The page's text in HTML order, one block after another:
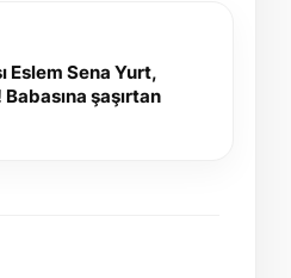
Eslem Sena Yurt,
Babasına şaşırtan